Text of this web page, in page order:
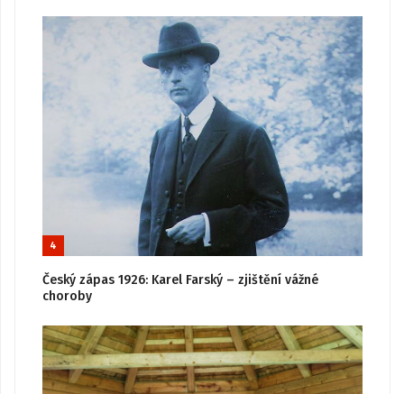
4
Český zápas 1926: Karel Farský – zjištění vážné
choroby